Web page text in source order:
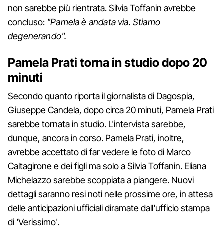
non sarebbe più rientrata. Silvia Toffanin avrebbe
concluso: "Pamela è andata via. Stiamo
degenerando".
Pamela Prati torna in studio dopo 20
minuti
Secondo quanto riporta il giornalista di Dagospia,
Giuseppe Candela, dopo circa 20 minuti, Pamela Prati
sarebbe tornata in studio. L'intervista sarebbe,
dunque, ancora in corso. Pamela Prati, inoltre,
avrebbe accettato di far vedere le foto di Marco
Caltagirone e dei figli ma solo a Silvia Toffanin. Eliana
Michelazzo sarebbe scoppiata a piangere. Nuovi
dettagli saranno resi noti nelle prossime ore, in attesa
delle anticipazioni ufficiali diramate dall'ufficio stampa
di ‘Verissimo'.